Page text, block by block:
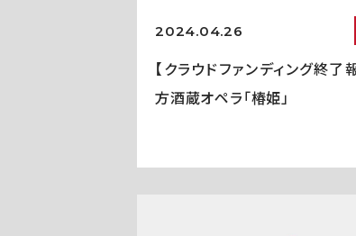
2024.04.26
【クラウドファンディング終了
方酒蔵オペラ「椿姫」